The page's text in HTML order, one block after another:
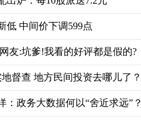
低 中间价下调599点
友:坑爹!我看的好评都是假的?
督查 地方民间投资去哪儿了？
：政务大数据何以“舍近求远”？